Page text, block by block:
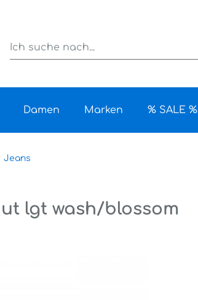
Damen Marken % SALE %
Jeans
lgt wash/blossom